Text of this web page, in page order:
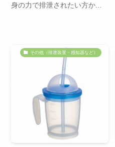
身の力で排泄されたい方か...
その他（排泄装置・感知器など）